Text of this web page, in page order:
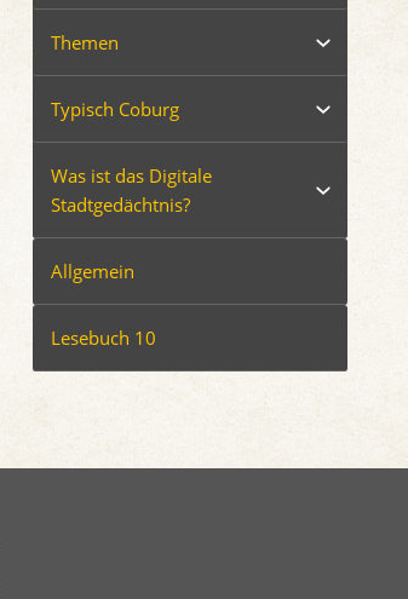
Themen
Typisch Coburg
Was ist das Digitale
Stadtgedächtnis?
Allgemein
Lesebuch 10